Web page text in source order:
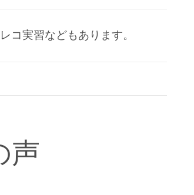
コ実習などもあります。
声